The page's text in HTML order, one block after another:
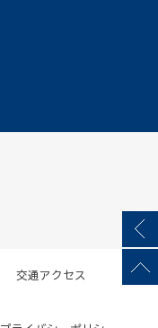
交通アクセス